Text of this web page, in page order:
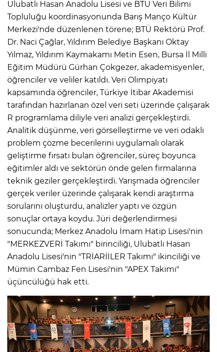
Ulubatlı Hasan Anadolu Lisesi ve BTÜ Veri Bilimi
Topluluğu koordinasyonunda Barış Manço Kültür
Merkezi'nde düzenlenen törene; BTÜ Rektörü Prof.
Dr. Naci Çağlar, Yıldırım Belediye Başkanı Oktay
Yılmaz, Yıldırım Kaymakamı Metin Esen, Bursa İl Milli
Eğitim Müdürü Gürhan Çokgezer, akademisyenler,
öğrenciler ve veliler katıldı. Veri Olimpiyatı
kapsamında öğrenciler, Türkiye İtibar Akademisi
tarafından hazırlanan özel veri seti üzerinde çalışarak
R programlama diliyle veri analizi gerçekleştirdi.
Analitik düşünme, veri görselleştirme ve veri odaklı
problem çözme becerilerini uygulamalı olarak
geliştirme fırsatı bulan öğrenciler, süreç boyunca
eğitimler aldı ve sektörün önde gelen firmalarına
teknik geziler gerçekleştirdi. Yarışmada öğrenciler
gerçek veriler üzerinde çalışarak kendi araştırma
sorularını oluşturdu, analizler yaptı ve özgün
sonuçlar ortaya koydu. Jüri değerlendirmesi
sonucunda; Merkez Anadolu İmam Hatip Lisesi'nin
"MERKEZVERİ Takımı" birinciliği, Ulubatlı Hasan
Anadolu Lisesi'nin "TRİARİİLER Takımı" ikinciliği ve
Mümin Cambaz Fen Lisesi'nin "APEX Takımı"
üçüncülüğü hak etti.